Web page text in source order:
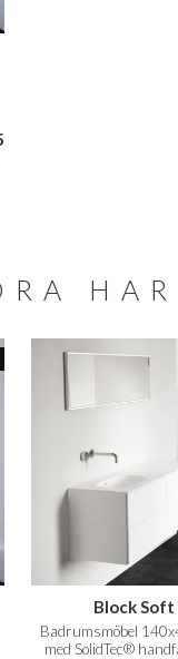
Block Soft
Badrumsmöbel
med SolidTec®